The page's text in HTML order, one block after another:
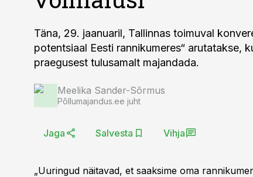
Täna, 29. jaanuaril, Tallinnas toimuval
potentsiaal Eesti rannikumeres“ arutatakse,
praegusest tulusamalt majandada.
Meelika Sander-Sõrmus
Põllumajandus.ee juht
Jaga Salvesta Vihja
„Uuringud näitavad, et saaksime oma